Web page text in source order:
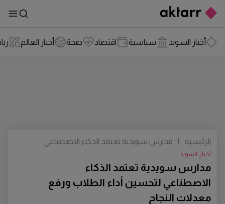
أخبار السويد سياسية اقتصاد صحة أخبار العالم
مدارس سويدية تعتمد الذكاء
الاصطناعي لتحسين أداء الطلاب ورفع
معدلات النجاح
أخبار-السويد
الرئيسية |
مدارس سويدية تعتمد الذكاء الاصطناعي